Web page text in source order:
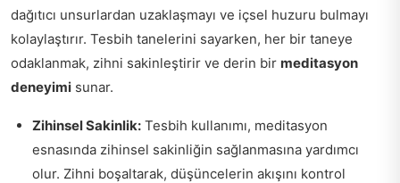
dağıtıcı unsurlardan uzaklaşmayı ve içsel huzuru bulmayı
kolaylaştırır. Tesbih tanelerini sayarken, her bir taneye
odaklanmak, zihni sakinleştirir ve derin bir meditasyon
deneyimi sunar.
Zihinsel Sakinlik: Tesbih kullanımı, meditasyon
esnasında zihinsel sakinliğin sağlanmasına yardımcı
olur. Zihni boşaltarak, düşüncelerin akışını kontrol